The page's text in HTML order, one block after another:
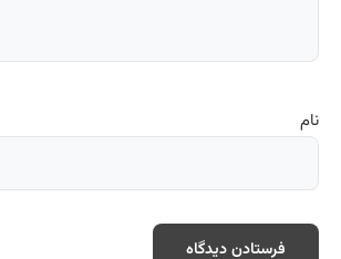
نام